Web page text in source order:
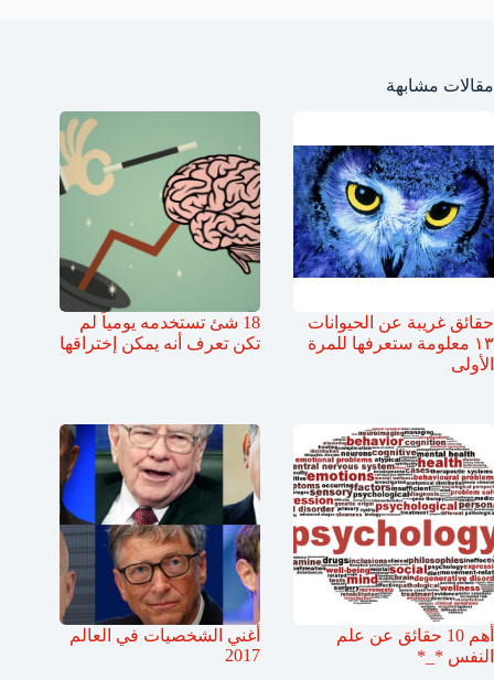
مقالات مشابهة
حقائق غريبة عن الحيوانات
١٣ معلومة ستعرفها للمرة
الأولى
18 شئ تستخدمه يومياً لم
تكن تعرف أنه يمكن إختراقها
أهم 10 حقائق عن علم
النفس *_*
أغني الشخصيات في العالم
2017